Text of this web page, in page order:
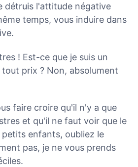
détruis l'attitude négative
temps, vous induire dans
! Est-ce que je suis un
prix ? Non, absolument
faire croire qu'il n'y a que
et qu'il ne faut voir que le
enfants, oubliez le
pas, je ne vous prends